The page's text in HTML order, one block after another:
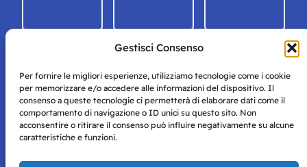
Gestisci Consenso
Per fornire le migliori esperienze, utilizziamo tecnologie come i cookie
per memorizzare e/o accedere alle informazioni del dispositivo. Il
consenso a queste tecnologie ci permetterà di elaborare dati come il
comportamento di navigazione o ID unici su questo sito. Non
acconsentire o ritirare il consenso può influire negativamente su alcune
caratteristiche e funzioni.